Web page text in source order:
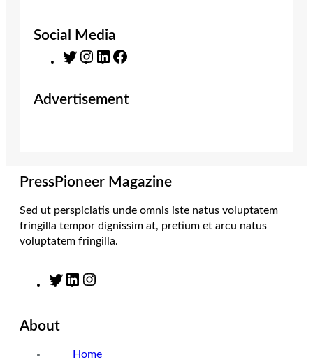
Social Media
T
t
t
m
L
k
e
Advertisement
PressPioneer Magazine
Sed ut perspiciatis unde omnis iste natus voluptatem
fringilla tempor dignissim at, pretium et arcu natus
voluptatem fringilla.
T
L
d
g
About
Home